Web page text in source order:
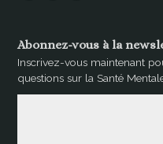
Abonnez-vous à la
Inscrivez-vous maintenant
questions sur la Santé